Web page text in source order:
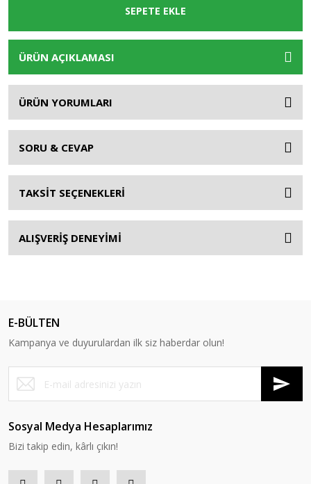
SEPETE EKLE
ÜRÜN AÇIKLAMASI
ÜRÜN YORUMLARI
SORU & CEVAP
TAKSİT SEÇENEKLERİ
ALIŞVERİŞ DENEYİMİ
E-BÜLTEN
Kampanya ve duyurulardan ilk siz haberdar olun!
Sosyal Medya Hesaplarımız
Bizi takip edin, kârlı çıkın!